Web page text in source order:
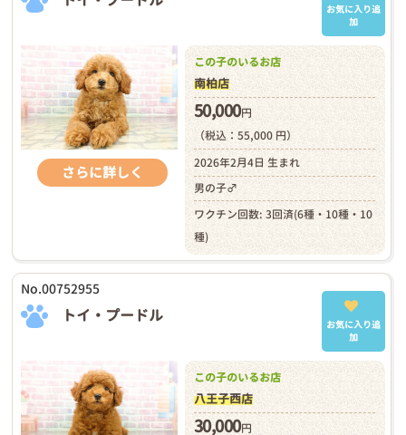
お気に入り追
加
さらに詳しく
この子のいるお店
南柏店
50,000円
（税込：55,000 円）
2026年2月4日 生まれ
男の子♂
ワクチン回数: 3回済(6種・10種・10
種)
No.00752955
トイ・プードル
お気に入り追
加
この子のいるお店
八王子西店
30,000円